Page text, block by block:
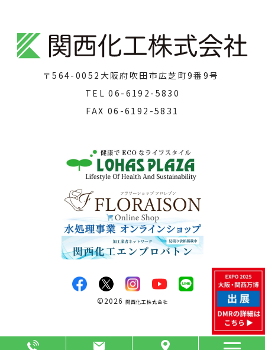
〒564-0052 大阪府吹田市広芝町9番9号
TEL06-6192-5830
FAX 06-6192-5831
©2026 関西化工株式会社